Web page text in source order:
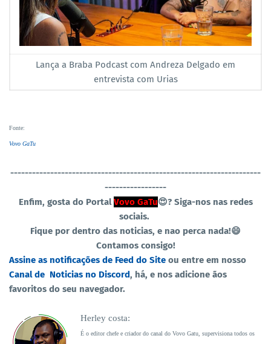
Lança a Braba Podcast com Andreza Delgado em
entrevista com Urias
Fonte:
Vovo GaTu
---------------------------------------------------------------------
-----------------
Enfim, gosta do PortalVovo GaTu😍? Siga-nos nas redes
sociais.
Fique por dentro das noticias, e nao perca nada!😄
Contamos consigo!
Assine as notificações de Feed do Site ou entre em nosso
Canal de Noticias no Discord, há, e nos adicione ãos
favoritos do seu navegador.
Herley costa:
É o editor chefe e criador do canal do Vovo Gatu, supervisiona todos os